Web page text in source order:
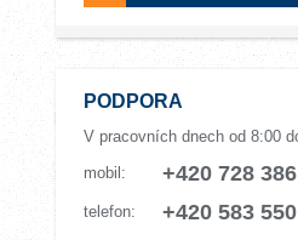
PODPORA
V pracovních dnech od 8:00
mobil:
+420 728
telefon: +420 583